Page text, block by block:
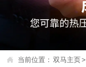
 当前位置： 双马主页>
产品中心
成功案例
 新闻动态